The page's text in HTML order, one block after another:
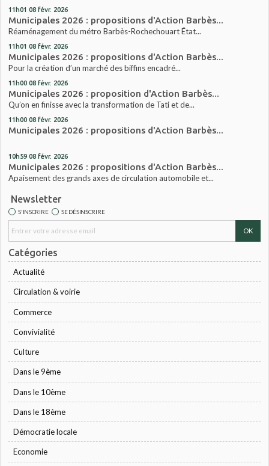
11h01 08 févr. 2026
Municipales 2026 : propositions d'Action Barbès...
Réaménagement du métro Barbès-Rochechouart État...
11h01 08 févr. 2026
Municipales 2026 : propositions d'Action Barbès...
Pour la création d’un marché des biffins encadré...
11h00 08 févr. 2026
Municipales 2026 : proposition d'Action Barbès...
Qu’on en finisse avec la transformation de Tati et de...
11h00 08 févr. 2026
Municipales 2026 : propositions d'Action Barbès...
10h59 08 févr. 2026
Municipales 2026 : propositions d'Action Barbès...
Apaisement des grands axes de circulation automobile et...
Newsletter
S'INSCRIRE SE DÉSINSCRIRE
Catégories
Actualité
Circulation & voirie
Commerce
Convivialité
Culture
Dans le 9ème
Dans le 10ème
Dans le 18ème
Démocratie locale
Economie